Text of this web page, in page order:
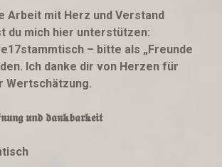
Arbeit mit Herz und Verstand
du mich hier unterstützen:
– bitte als „Freunde
Ich danke dir von Herzen für
Wertschätzung.
𝖚𝖓𝖉 𝖉𝖆𝖓𝖐𝖇𝖆𝖗𝖐𝖊𝖎𝖙